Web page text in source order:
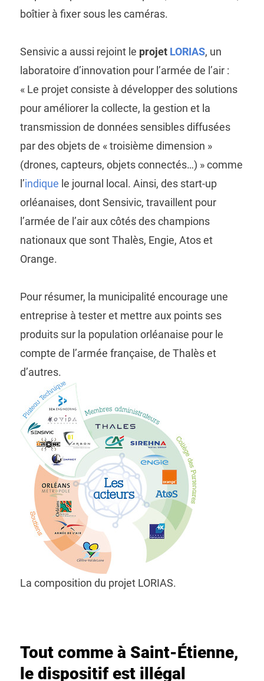
boîtier à fixer sous les caméras.
Sensivic a aussi rejoint le projet LORIAS, un
laboratoire d’innovation pour l’armée de l’air :
« Le projet consiste à développer des solutions
pour améliorer la collecte, la gestion et la
transmission de données sensibles diffusées
par des objets de « troisième dimension »
(drones, capteurs, objets connectés…) » comme
l’indique le journal local. Ainsi, des start-up
orléanaises, dont Sensivic, travaillent pour
l’armée de l’air aux côtés des champions
nationaux que sont Thalès, Engie, Atos et
Orange.
Pour résumer, la municipalité encourage une
entreprise à tester et mettre aux points ses
produits sur la population orléanaise pour le
compte de l’armée française, de Thalès et
d’autres.
La composition du projet LORIAS.
Tout comme à Saint-Étienne,
le dispositif est illégal